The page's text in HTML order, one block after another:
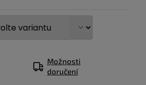
Možnosti
doručení